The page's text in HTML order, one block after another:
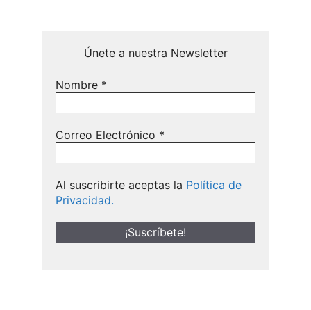
Únete a nuestra Newsletter
Nombre *
Correo Electrónico *
Al suscribirte aceptas la Política de
Privacidad.